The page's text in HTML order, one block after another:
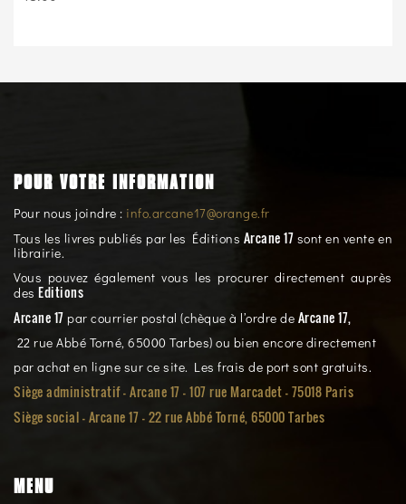
POUR VOTRE INFORMATION
Pour nous joindre : info.arcane17@orange.fr
Tous les livres publiés par les Éditions Arcane 17 sont en vente en
librairie.
Vous pouvez également vous les procurer directement auprès
des Editions
Arcane 17 par courrier postal (chèque à l’ordre de Arcane 17,
22 rue Abbé Torné, 65000 Tarbes) ou bien encore directement
par achat en ligne sur ce site. Les frais de port sont gratuits.
Siège administratif - Arcane 17 - 107 rue Marcadet - 75018 Paris
Siège social -Arcane 17 - 22 rue Abbé Torné, 65000 Tarbes
MENU